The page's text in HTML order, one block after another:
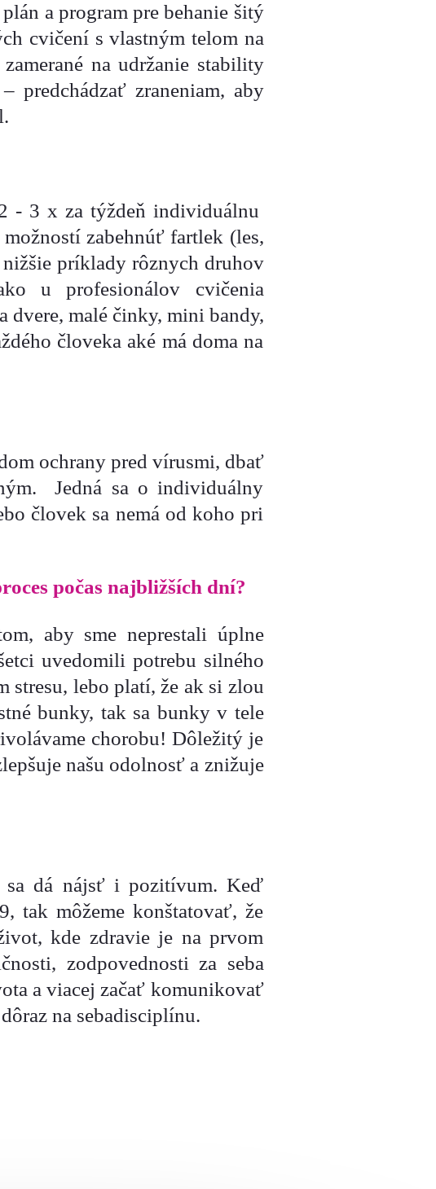
a program pre behanie šitý
cvičení s vlastným telom na
na udržanie stability
predchádzať zraneniam, aby
- 3 x za týždeň individuálnu
zabehnúť fartlek (les,
príklady rôznych druhov
u profesionálov cvičenia
dvere, malé činky, mini bandy,
človeka aké má doma na
ochrany pred vírusmi, dbať
Jedná sa o individuálny
človek sa nemá od koho pri
počas najbližších dní?
aby sme neprestali úplne
uvedomili potrebu silného
stresu, lebo platí, že ak si zlou
bunky, tak sa bunky v tele
chorobu! Dôležitý je
našu odolnosť a znižuje
sa dá nájsť i pozitívum. Keď
tak môžeme konštatovať, že
kde zdravie je na prvom
zodpovednosti za seba
a viacej začať komunikovať
na sebadisciplínu.